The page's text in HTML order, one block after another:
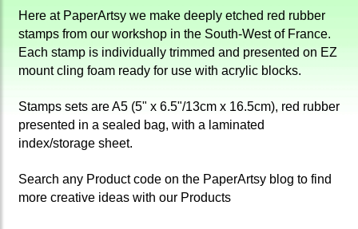
Here at PaperArtsy we make deeply etched red rubber
stamps from our workshop in the South-West of France.
Each stamp is individually trimmed and presented on EZ
mount cling foam ready for use with acrylic blocks.
Stamps sets are A5 (5" x 6.5"/13cm x 16.5cm), red rubber
presented in a sealed bag, with a laminated
index/storage sheet.
Search any Product code on the PaperArtsy blog to find
more creative ideas with our Products